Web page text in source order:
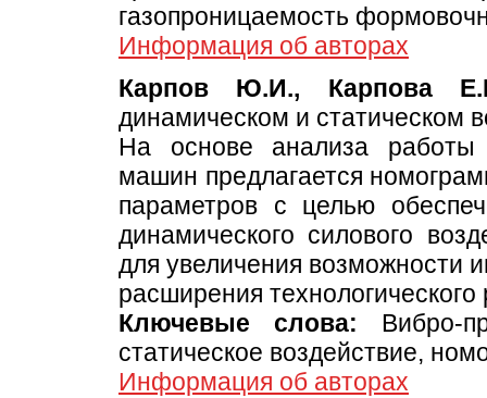
газопроницаемость
Информация об авторах
Карпов Ю.И., Карпова
динамическом и статическом
На основе анализа
машин предлагается
параметров с целью
динамического силового
для увеличения возможности
расширения
Ключевые слова: Вибро-
статическое воздействие,
Информация об авторах